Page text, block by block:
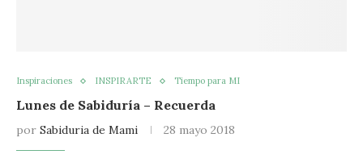
Inspiraciones INSPIRARTE Tiempo para MI
Lunes de Sabiduría – Recuerda
por Sabiduria de Mami 28 mayo 2018